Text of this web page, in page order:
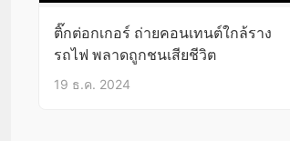
ติ๊กต่อกเกอร์ ถ่ายคอนเทนต์ใกล้ราง
รถไฟ พลาดถูกชนเสียชีวิต
19 ธ.ค. 2024